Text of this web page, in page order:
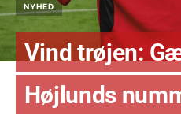
NYHED
Vind trøjen:
Højlunds